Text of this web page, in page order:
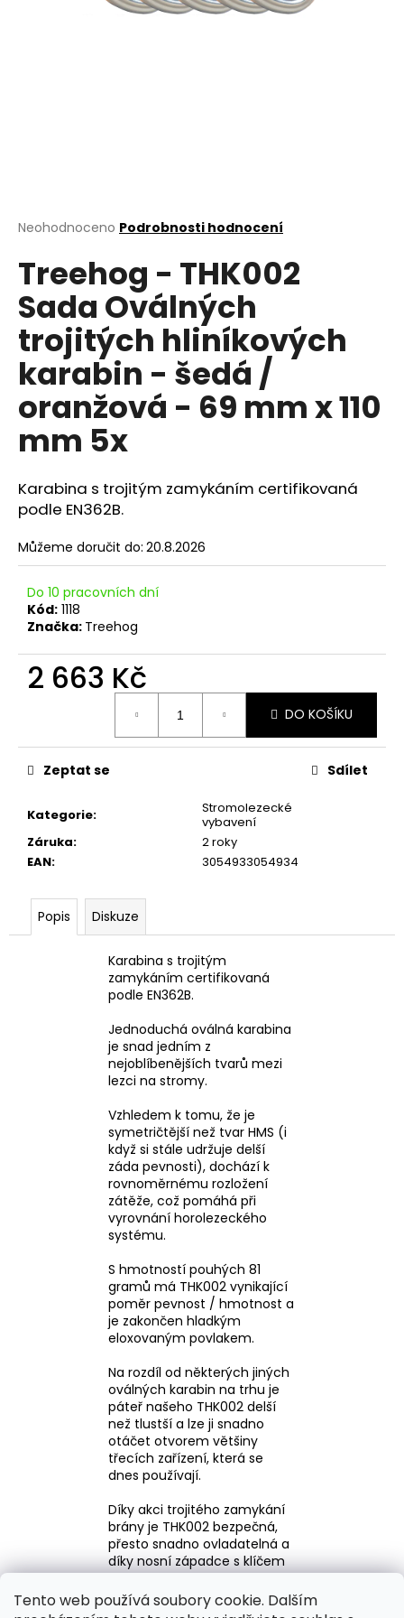
Tento web používá soubory cookie. Dalším
Průměrné
produktu
0,0
z
5
hvězdiček.
Neohodnoceno Podrobnosti hodnocení
Treehog - THK002
Sada Oválných
trojitých hliníkových
karabin - šedá /
oranžová - 69 mm x 110
mm 5x
Karabina s trojitým zamykáním certifikovaná
podle EN362B.
Můžeme doručit do: 20.8.2026
Do 10 pracovních dní
Kód: 1118
Značka: Treehog
2 663 Kč
DO KOŠÍKU
Kategorie:
Stromolezecké
vybavení
Záruka:
2 roky
EAN: 3054933054934
Zeptat se Sdílet
Popis Diskuze
Karabina s trojitým
zamykáním certifikovaná
podle EN362B.
Jednoduchá oválná karabina
je snad jedním z
nejoblíbenějších tvarů mezi
lezci na stromy.
Vzhledem k tomu, že je
symetričtější než tvar HMS (i
když si stále udržuje delší
záda pevnosti), dochází k
rovnoměrnému rozložení
zátěže, což pomáhá při
vyrovnání horolezeckého
systému.
S hmotností pouhých 81
gramů má THK002 vynikající
poměr pevnost / hmotnost a
je zakončen hladkým
eloxovaným povlakem.
Na rozdíl od některých jiných
oválných karabin na trhu je
páteř našeho THK002 delší
než tlustší a lze ji snadno
otáčet otvorem většiny
třecích zařízení, která se
dnes používají.
Díky akci trojitého zamykání
brány je THK002 bezpečná,
přesto snadno ovladatelná a
díky nosní západce s klíčem
se nezatrhne na lanech.
Každá karabina je sériová a
D
o
p
o
r
u
č
j
m
e